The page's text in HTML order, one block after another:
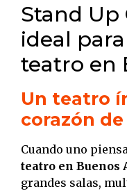
Stand Up
ideal
teatro en
Un teatro
corazón
Cuando uno
teatro en Buenos
grandes salas,